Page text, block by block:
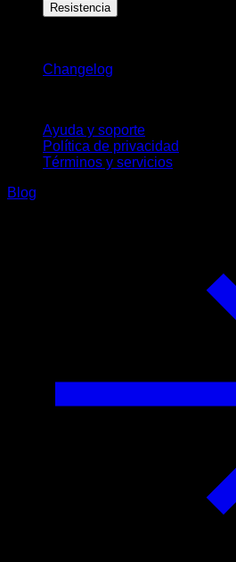
Resistencia
Changelog
Ayuda y soporte
Política de privacidad
Términos y servicios
Blog